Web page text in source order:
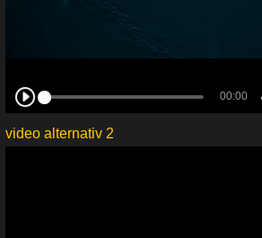
video alternativ 2